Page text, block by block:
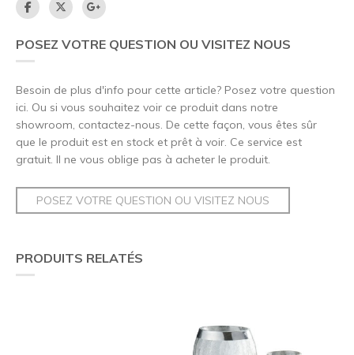
POSEZ VOTRE QUESTION OU VISITEZ NOUS
Besoin de plus d'info pour cette article? Posez votre question
ici. Ou si vous souhaitez voir ce produit dans notre
showroom, contactez-nous. De cette façon, vous êtes sûr
que le produit est en stock et prêt à voir. Ce service est
gratuit. Il ne vous oblige pas à acheter le produit.
POSEZ VOTRE QUESTION OU VISITEZ NOUS
PRODUITS RELATÉS